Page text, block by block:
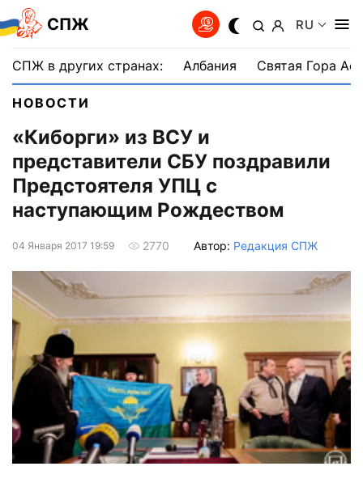
СПЖ RU
СПЖ в других странах: Албания Святая Гора
НОВОСТИ
«Киборги» из ВСУ и
представители СБУ поздравили
Предстоятеля УПЦ с
наступающим Рождеством
04 Января 2017 19:59 2770 Автор: Редакция СПЖ